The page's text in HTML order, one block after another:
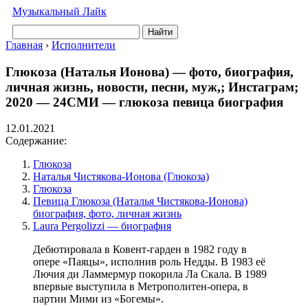
Музыкальный Лайк
Найти
Главная › Исполнители
Глюкоза (Наталья Ионова) — фото, биография,
личная жизнь, новости, песни, муж,; Инстаграм;
2020 — 24СМИ — глюкоза певица биография
12.01.2021
Содержание:
Глюкоза
Наталья Чистякова-Ионова (Глюкоза)
Глюкоза
Певица Глюкоза (Наталья Чистякова-Ионова)
биография, фото, личная жизнь
Laura Pergolizzi — биография
Дебютировала в Ковент-гарден в 1982 году в
опере «Паяцы», исполнив роль Недды. В 1983 её
Лючия ди Ламмермур покорила Ла Скала. В 1989
впервые выступила в Метрополитен-опера, в
партии Мими из «Богемы».